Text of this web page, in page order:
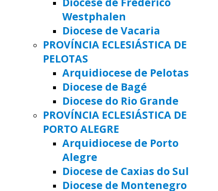
Westphalen
Diocese de Vacaria
PROVÍNCIA ECLESIÁSTICA DE
PELOTAS
Arquidiocese de Pelotas
Diocese de Bagé
Diocese do Rio Grande
PROVÍNCIA ECLESIÁSTICA DE
PORTO ALEGRE
Arquidiocese de Porto
Alegre
Diocese de Caxias do Sul
Diocese de Montenegro